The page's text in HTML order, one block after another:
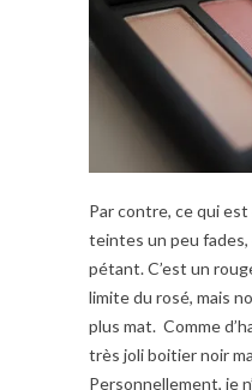
Par contre, ce qui
teintes un peu fades,
pétant. C’est un
limite du rosé, mais
plus mat. Comme
très joli boitier noir
Personnellement, je